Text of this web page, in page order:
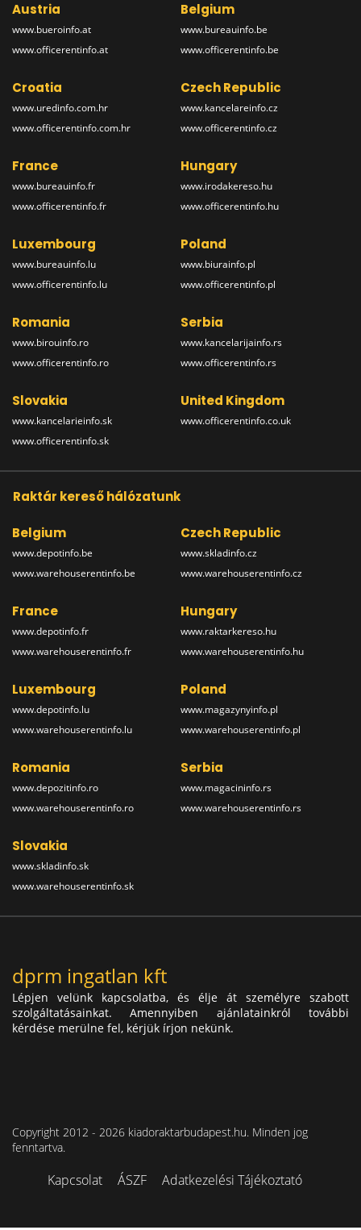
Austria
www.bueroinfo.at
www.officerentinfo.at
Belgium
www.bureauinfo.be
www.officerentinfo.be
Croatia
www.uredinfo.com.hr
www.officerentinfo.com.hr
Czech Republic
www.kancelareinfo.cz
www.officerentinfo.cz
France
www.bureauinfo.fr
www.officerentinfo.fr
Hungary
www.irodakereso.hu
www.officerentinfo.hu
Luxembourg
www.bureauinfo.lu
www.officerentinfo.lu
Poland
www.biurainfo.pl
www.officerentinfo.pl
Romania
www.birouinfo.ro
www.officerentinfo.ro
Serbia
www.kancelarijainfo.rs
www.officerentinfo.rs
Slovakia
www.kancelarieinfo.sk
www.officerentinfo.sk
United Kingdom
www.officerentinfo.co.uk
Raktár kereső hálózatunk
Belgium
www.depotinfo.be
www.warehouserentinfo.be
Czech Republic
www.skladinfo.cz
www.warehouserentinfo.cz
France
www.depotinfo.fr
www.warehouserentinfo.fr
Hungary
www.raktarkereso.hu
www.warehouserentinfo.hu
Luxembourg
www.depotinfo.lu
www.warehouserentinfo.lu
Poland
www.magazynyinfo.pl
www.warehouserentinfo.pl
Romania
www.depozitinfo.ro
www.warehouserentinfo.ro
Serbia
www.magacininfo.rs
www.warehouserentinfo.rs
Slovakia
www.skladinfo.sk
www.warehouserentinfo.sk
dprm ingatlan kft
Lépjen velünk kapcsolatba, és élje át személyre szabott
szolgáltatásainkat. Amennyiben ajánlatainkról további
kérdése merülne fel, kérjük írjon nekünk.
Copyright 2012 - 2026 kiadoraktarbudapest.hu. Minden jog
fenntartva.
Kapcsolat ÁSZF Adatkezelési Tájékoztató